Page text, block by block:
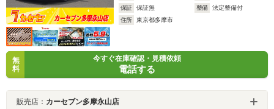
保証
保証無 整備
法定整備付
住所
東京都多摩市
無
料
今すぐ在庫確認・見積依頼
電話する
販売店： カーセブン多摩永山店